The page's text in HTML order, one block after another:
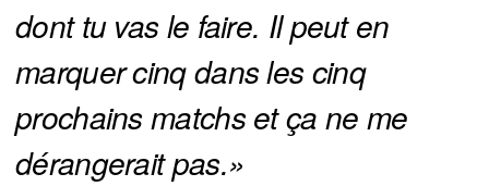
dont tu vas le faire. Il peut en
marquer cinq dans les cinq
prochains matchs et ça ne me
dérangerait pas.»